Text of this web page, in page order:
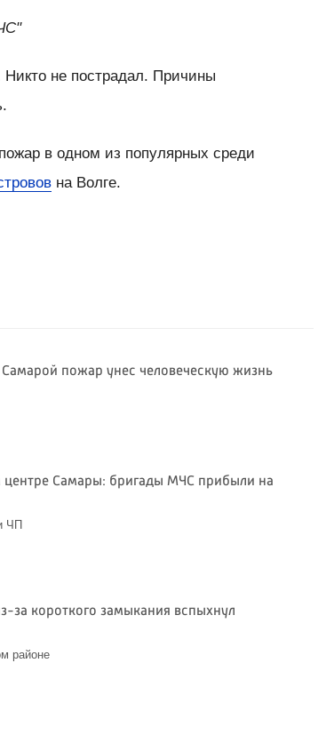
не пострадал. Причины
в одном из популярных среди
на Волге.
пожар унес человеческую жизнь
центре Самары: бригады МЧС прибыли на
ЧП
за короткого замыкания вспыхнул
районе